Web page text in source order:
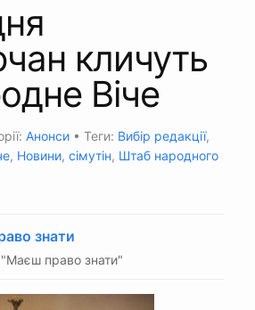
кличуть
Віче
Анонси • Теги: Вибір редакції,
, Новини, сімутін, Штаб народного
знати
право знати"